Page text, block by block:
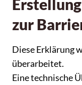
zur
Diese Erklärung
überarbeitet.
Eine technische